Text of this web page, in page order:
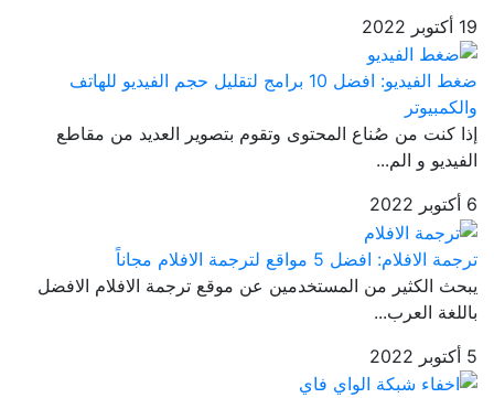
19 أكتوبر 2022
ضغط الفيديو: افضل 10 برامج لتقليل حجم الفيديو للهاتف
والكمبيوتر
إذا كنت من صُناع المحتوى وتقوم بتصوير العديد من مقاطع
الفيديو و الم...
6 أكتوبر 2022
ترجمة الافلام: افضل 5 مواقع لترجمة الافلام مجاناً
يبحث الكثير من المستخدمين عن موقع ترجمة الافلام الافضل
باللغة العرب...
5 أكتوبر 2022